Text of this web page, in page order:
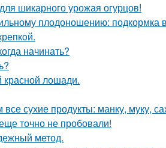
шикарного урожая огурцов!
плодоношению: подкормка
начинать?
красной лошади.
сухие продукты: манку, муку,
точно не пробовали!
метод.